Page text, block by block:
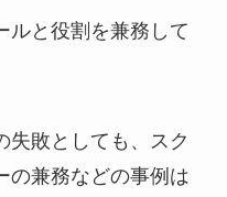
ルと役割を兼務して
失敗としても、スク
の兼務などの事例は